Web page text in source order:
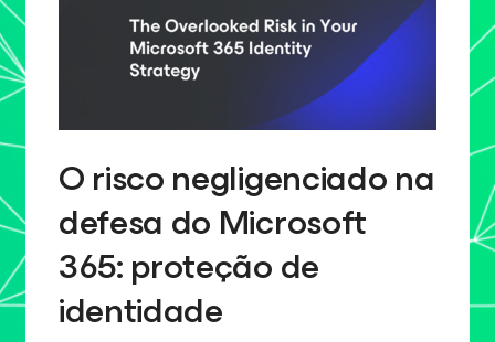
O risco negligenciado na
defesa do Microsoft
365: proteção de
identidade